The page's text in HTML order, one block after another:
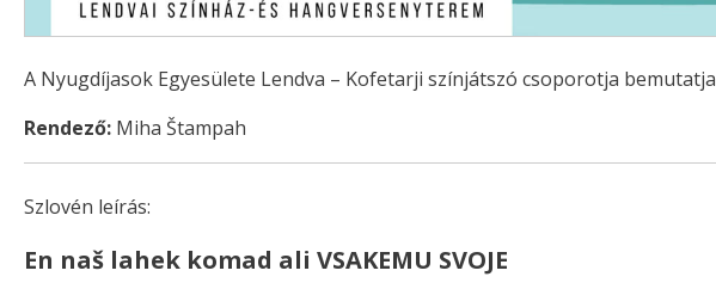
A Nyugdíjasok Egyesülete Lendva – Kofetarji színjátszó csoporotja bemutatja
Rendező: Miha Štampah
Szlovén leírás:
En naš lahek komad ali VSAKEMU SVOJE